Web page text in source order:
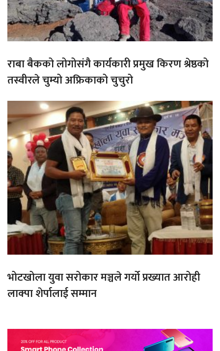
राबा बैकको लोगोसंगै कार्यकारी प्रमुख किरण श्रेष्ठको
तस्वीरले चुम्यो अफ्रिकाको चुचुरो
भोटखोला युवा सरोकार मञ्चले गर्यो प्रख्यात आरोही
लाक्पा शेर्पालाई सम्मान